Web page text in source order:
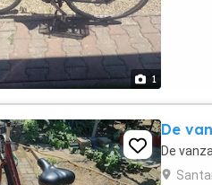
1
De
De